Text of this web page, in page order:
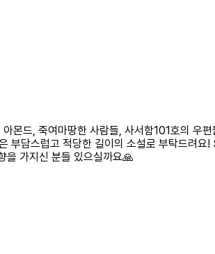
몬드, 죽여마땅한 사람들, 사서함101호의 우
부담스럽고 적당한 길이의 소설로 부탁드려요
을 가지신 분들 있으실까요🙏